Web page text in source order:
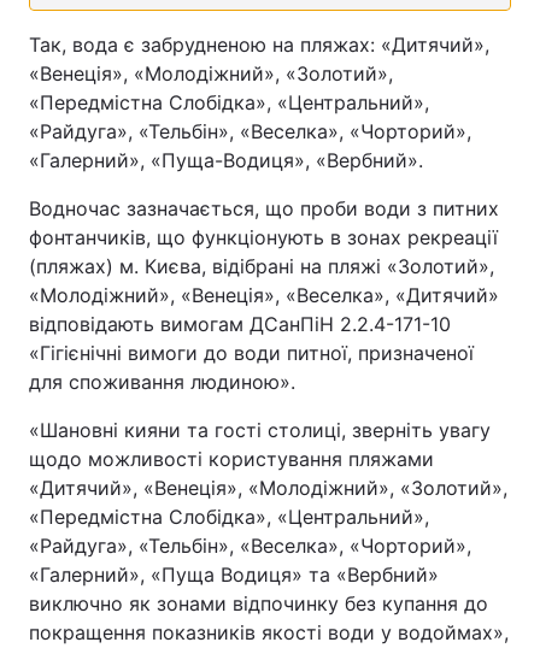
Так, вода є забрудненою на пляжах: «Дитячий»,
«Венеція», «Молодіжний», «Золотий»,
«Передмістна Слобідка», «Центральний»,
«Райдуга», «Тельбін», «Веселка», «Чорторий»,
«Галерний», «Пуща-Водиця», «Вербний».
Водночас зазначається, що проби води з питних
фонтанчиків, що функціонують в зонах рекреації
(пляжах) м. Києва, відібрані на пляжі «Золотий»,
«Молодіжний», «Венеція», «Веселка», «Дитячий»
відповідають вимогам ДСанПіН 2.2.4-171-10
«Гігієнічні вимоги до води питної, призначеної
для споживання людиною».
«Шановні кияни та гості столиці, зверніть увагу
щодо можливості користування пляжами
«Дитячий», «Венеція», «Молодіжний», «Золотий»,
«Передмістна Слобідка», «Центральний»,
«Райдуга», «Тельбін», «Веселка», «Чорторий»,
«Галерний», «Пуща Водиця» та «Вербний»
виключно як зонами відпочинку без купання до
покращення показників якості води у водоймах»,